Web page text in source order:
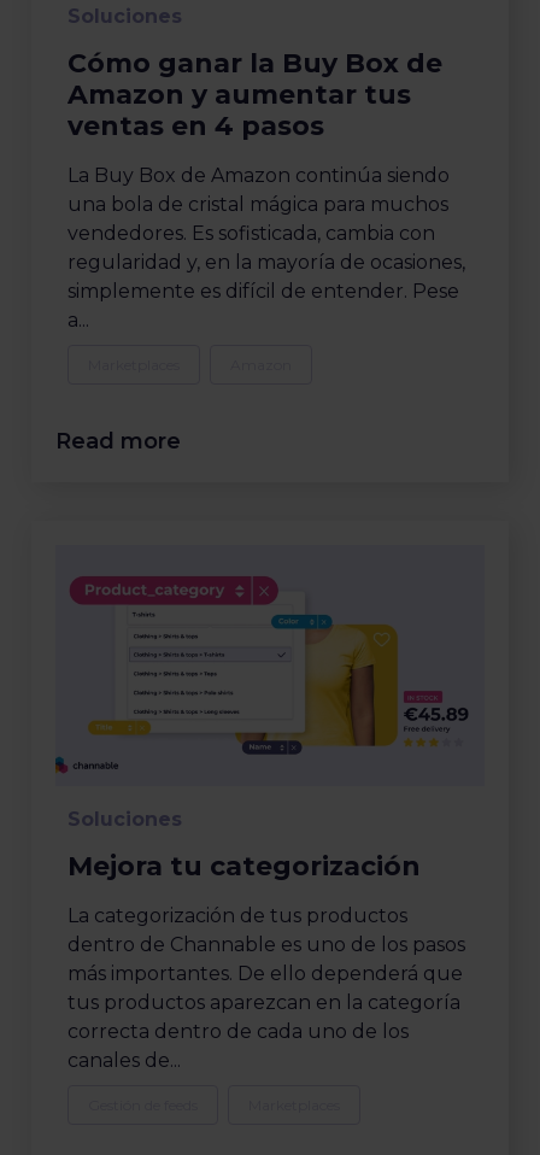
Soluciones
Cómo ganar la Buy Box de
Amazon y aumentar tus
ventas en 4 pasos
La Buy Box de Amazon continúa siendo
una bola de cristal mágica para muchos
vendedores. Es sofisticada, cambia con
regularidad y, en la mayoría de ocasiones,
simplemente es difícil de entender. Pese
a...
Read more
Soluciones
Mejora tu categorización
La categorización de tus productos
dentro de Channable es uno de los pasos
más importantes. De ello dependerá que
tus productos aparezcan en la categoría
correcta dentro de cada uno de los
canales de...